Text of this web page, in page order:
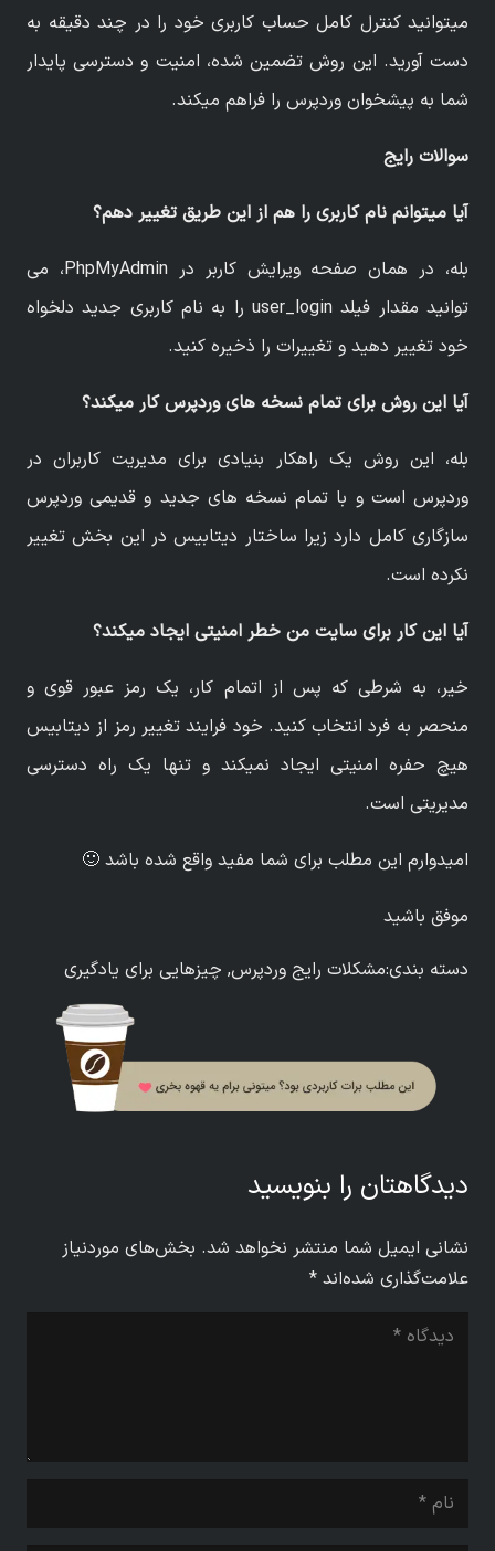
میتوانید کنترل کامل حساب کاربری خود را در چند دقیقه به
دست آورید. این روش تضمین شده، امنیت و دسترسی پایدار
شما به پیشخوان وردپرس را فراهم میکند.
سوالات رایج
آیا میتوانم نام کاربری را هم از این طریق تغییر دهم؟
بله، در همان صفحه ویرایش کاربر در PhpMyAdmin، می
توانید مقدار فیلد user_login را به نام کاربری جدید دلخواه
خود تغییر دهید و تغییرات را ذخیره کنید.
آیا این روش برای تمام نسخه های وردپرس کار میکند؟
بله، این روش یک راهکار بنیادی برای مدیریت کاربران در
وردپرس است و با تمام نسخه های جدید و قدیمی وردپرس
سازگاری کامل دارد زیرا ساختار دیتابیس در این بخش تغییر
نکرده است.
آیا این کار برای سایت من خطر امنیتی ایجاد میکند؟
خیر، به شرطی که پس از اتمام کار، یک رمز عبور قوی و
منحصر به فرد انتخاب کنید. خود فرایند تغییر رمز از دیتابیس
هیچ حفره امنیتی ایجاد نمیکند و تنها یک راه دسترسی
مدیریتی است.
امیدوارم این مطلب برای شما مفید واقع شده باشد 🙂
موفق باشید
دسته بندی:مشکلات رایج وردپرس, چیزهایی برای یادگیری
دیدگاهتان را بنویسید
نشانی ایمیل شما منتشر نخواهد شد. بخش‌های موردنیاز
علامت‌گذاری شده‌اند *